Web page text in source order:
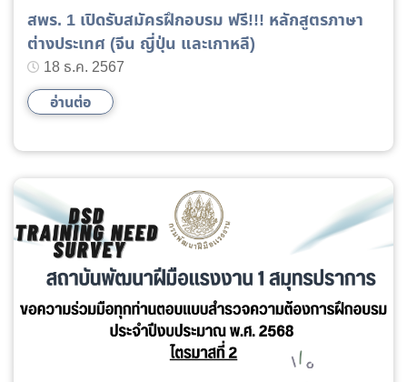
สพร. 1 เปิดรับสมัครฝึกอบรม ฟรี!!! หลักสูตรภาษา
ต่างประเทศ (จีน ญี่ปุ่น และเกาหลี)
18 ธ.ค. 2567
อ่านต่อ